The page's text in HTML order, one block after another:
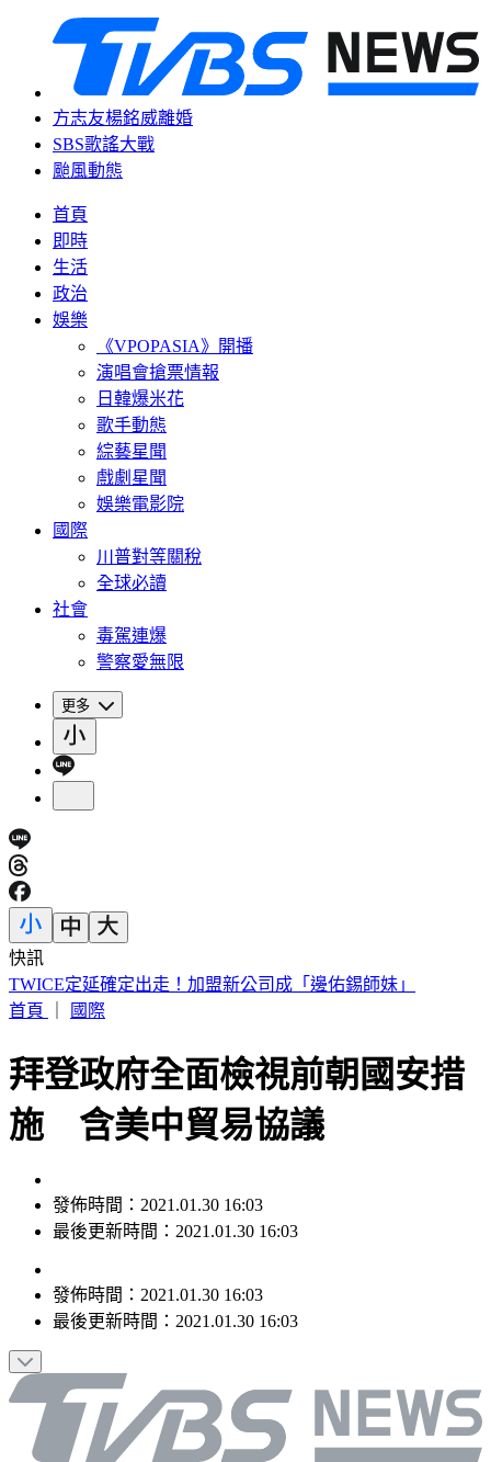
方志友楊銘威離婚
SBS歌謠大戰
颱風動態
首頁
即時
生活
政治
娛樂
《VPOPASIA》開播
演唱會搶票情報
日韓爆米花
歌手動態
綜藝星聞
戲劇星聞
娛樂電影院
國際
川普對等關稅
全球必讀
社會
毒駕連爆
警察愛無限
更多
快訊
快訊／蔣市府人事異動！發言人李政軒請辭
首頁
國際
拜登政府全面檢視前朝國安措
施 含美中貿易協議
發佈時間：2021.01.30 16:03
最後更新時間：2021.01.30 16:03
發佈時間： 2021.01.30 16:03
最後更新時間： 2021.01.30 16:03